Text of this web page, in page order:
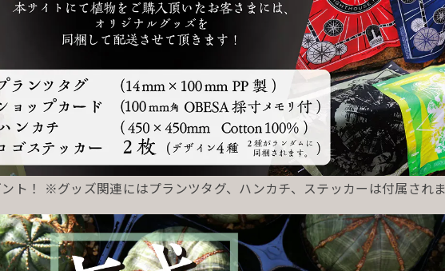
ト！ ※グッズ関連にはプランツタグ、ハンカチ、ステッカーは付属され